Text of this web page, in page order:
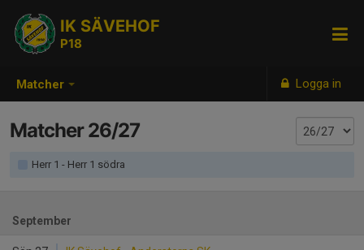
Matcher Logga in
IK SÄVEHOF
P18
Matcher 26/27
Herr 1 - Herr 1 södra
September